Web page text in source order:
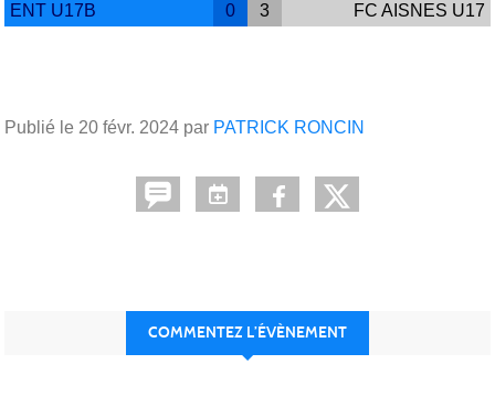
ENT U17B 0 3 FC AISNES U17
Publié le 20 févr. 2024 par PATRICK RONCIN
COMMENTEZ L’ÉVÈNEMENT